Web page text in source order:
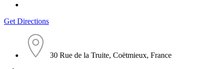
Get Directions
30 Rue de la Truite, Coëtmieux, France